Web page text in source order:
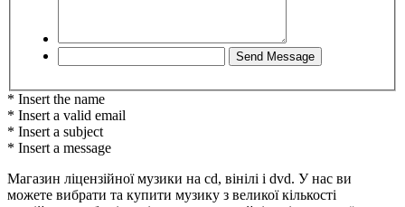
* Insert the name
* Insert a valid email
* Insert a subject
* Insert a message
Магазин ліцензійної музики на cd, вінілі і dvd. У нас ви
можете вибрати та купити музику з великої кількості